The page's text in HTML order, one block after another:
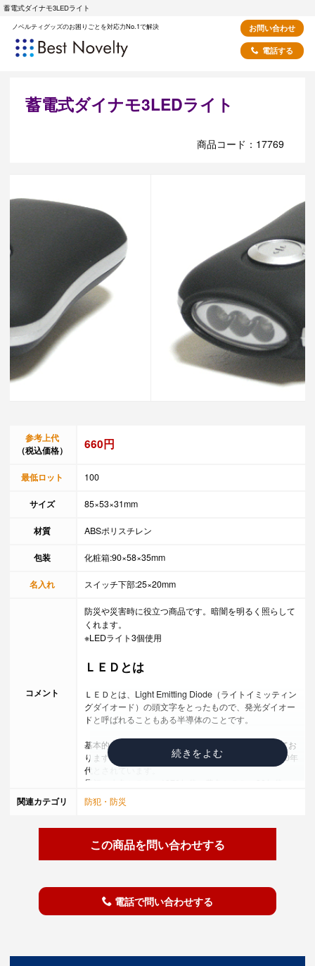
蓄電式ダイナモ3LEDライト
ノベルティグッズのお困りごとを対応力No.1で解決
お問い合わせ
電話する
蓄電式ダイナモ3LEDライト
商品コード：17769
参考上代
（税込価格）
660円
最低ロット 100
サイズ 85×53×31mm
材質 ABSポリスチレン
包装 化粧箱:90×58×35mm
名入れ スイッチ下部:25×20mm
コメント
防災や災害時に役立つ商品です。暗闇を明るく照らして
くれます。
※LEDライト3個使用
ＬＥＤとは
ＬＥＤとは、Light Emitting Diode（ライトイミッティン
グダイオード）の頭文字をとったもので、発光ダイオー
ドと呼ばれることもある半導体のことです。
基本的な原理は20世紀初頭に発見されているとされてお
りますが、現在のような技術が確立されたのは、1960年
代とされています。
最初に赤色ＬＥＤ、1970年代に黄色ＬＥＤ、90年代に
は青色ＬＥＤと緑色ＬＥＤが日本のメーカーによって開
発されました。
（寿命は蛍光灯の4倍である約40,000時間と言われてい
ます）
ン、室内外の照明や、車のヘッドライト等様々な用途に
使用されています。
紫外線も出さないため、虫を寄せ付けることなく街灯に
関連カテゴリ 防犯・防災
この商品を問い合わせする
電話で問い合わせする